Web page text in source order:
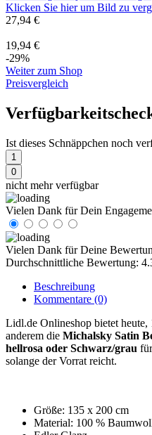
Klicken Sie hier um Bild zu
27,94 €
19,94 €
-29%
Weiter zum Shop
Preisvergleich
Ist dieses Schnäppchen noch
1
0
nicht mehr verfügbar
Vielen Dank für Dein
Vielen Dank für Deine
Durchschnittliche Bewertung:
Beschreibung
Kommentare (0)
Lidl.de Onlineshop bietet heute,
anderem die Michalsky Satin
hellrosa oder Schwarz/grau
solange der Vorrat reicht.
Größe: 135 x 200 cm
Material: 100 %